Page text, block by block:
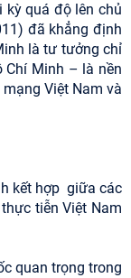
quá độ lên chủ
đã khẳng định
là tư tưởng chỉ
Chí Minh – là nền
Việt Nam và
kết hợp giữa các
tiễn Việt Nam
quan trọng trong